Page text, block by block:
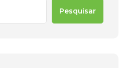
Pesquisar